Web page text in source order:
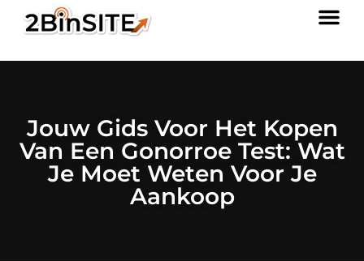
Jouw Gids Voor Het Kopen
Van Een Gonorroe Test: Wat
Je Moet Weten Voor Je
Aankoop